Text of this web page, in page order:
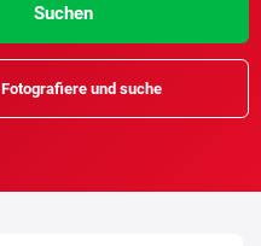
Suchen
Fotografiere und suche